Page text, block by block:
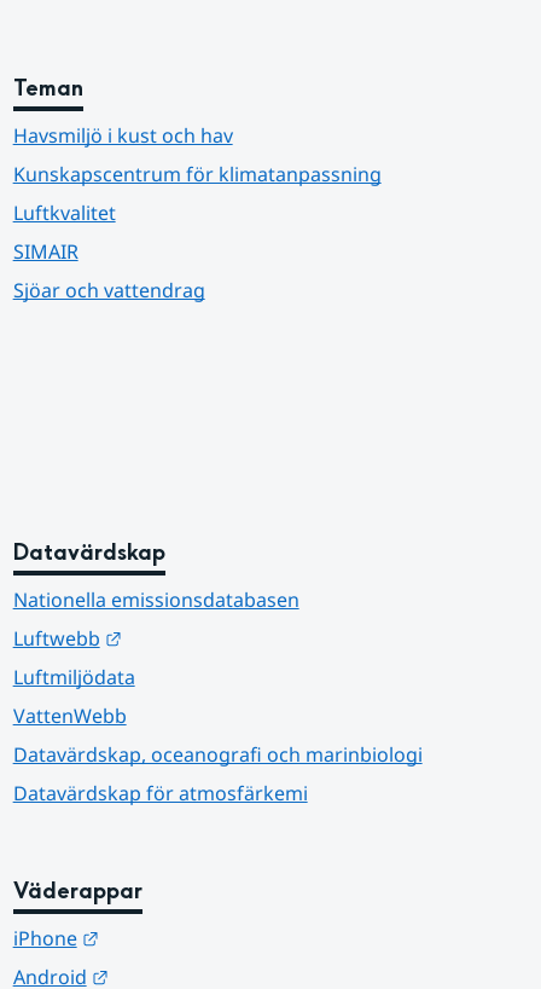
Teman
Havsmiljö i kust och hav
Kunskapscentrum för klimatanpassning
Luftkvalitet
SIMAIR
Sjöar och vattendrag
Datavärdskap
Nationella emissionsdatabasen
Luftwebb
Länk till annan webbplats.
Luftmiljödata
VattenWebb
Datavärdskap, oceanografi och marinbiologi
Datavärdskap för atmosfärkemi
Väderappar
iPhone
Länk till annan webbplats.
Android
Länk till annan webbplats.